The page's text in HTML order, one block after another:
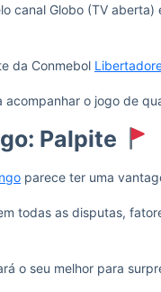
canal Globo (TV
da Conmebol
o jogo de
Palpite
parece ter uma
todas as disputas,
o seu melhor para